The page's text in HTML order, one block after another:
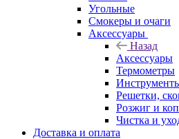
Угольные
Смокеры и очаги
Аксессуары
Назад
Аксессуары
Термометры
Решетки,
Розжиг и
Чистка и
Доставка и оплата